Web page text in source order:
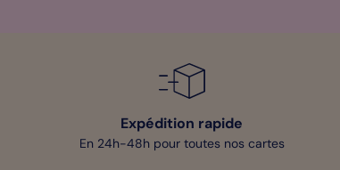
Expédition rapide
En 24h-48h pour toutes nos cartes